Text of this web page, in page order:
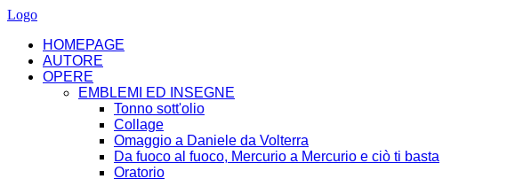
Logo
HOMEPAGE
AUTORE
OPERE
EMBLEMI ED INSEGNE
Tonno sott'olio
Collage
Omaggio a Daniele da Volterra
Da fuoco al fuoco, Mercurio a Mercurio e ciò ti basta
Oratorio